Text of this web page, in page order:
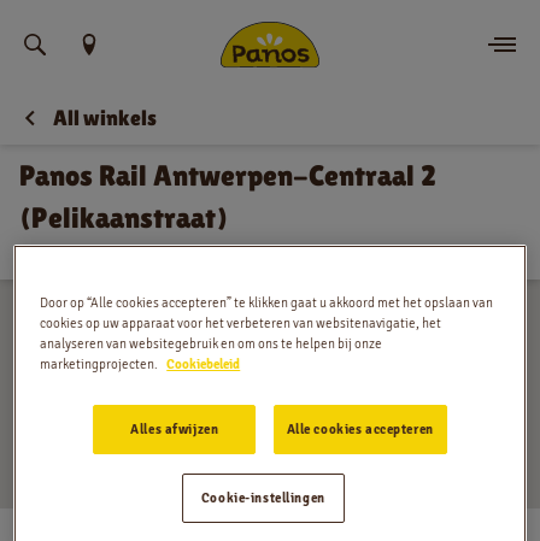
Vind uw locatie
Nieuws
Winkels
Contact
Jobs
All winkels
Studentdeal | Lunchdeal | Ontbijtdeal | Rail | Consumptieruimte
Panos Rail Antwerpen-Centraal 2
(Pelikaanstraat)
Door op “Alle cookies accepteren” te klikken gaat u akkoord met het opslaan van
cookies op uw apparaat voor het verbeteren van websitenavigatie, het
analyseren van websitegebruik en om ons te helpen bij onze
marketingprojecten.
Cookiebeleid
Alles afwijzen Alle cookies accepteren
Cookie-instellingen